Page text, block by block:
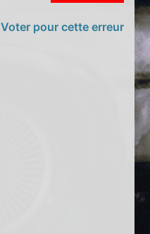
Voter pour cette erreur